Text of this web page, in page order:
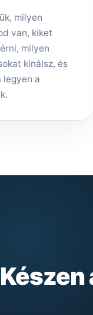
milyen
van, kiket
milyen
kínálsz, és
legyen a
Készen